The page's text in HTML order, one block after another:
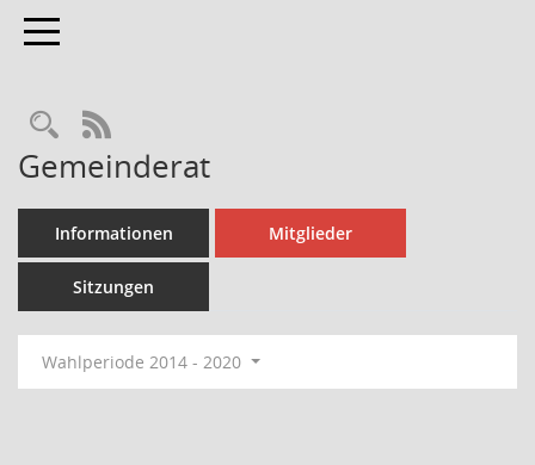
Toggle navigation
Rechercheauswahl
RSS-Feed
Gemeinderat
Informationen Mitglieder
Sitzungen
Wahlperiode 2014 - 2020